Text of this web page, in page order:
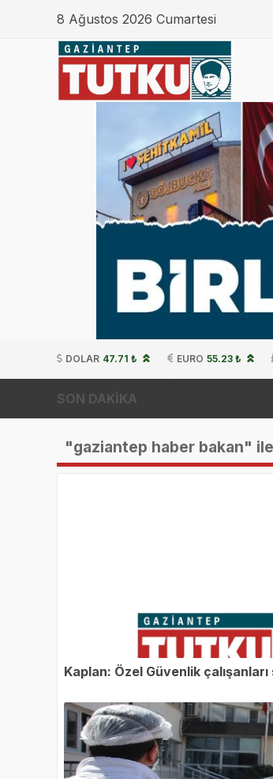
8 Ağustos 2026 Cumartesi
DOLAR 47.71 ₺ EURO 55.23 ₺
SON DAKİKA
"gaziantep haber bakan"
Kaplan: Özel Güvenlik çalışanları